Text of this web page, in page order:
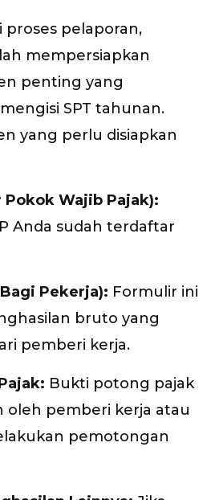
pelaporan,
mempersiapkan
penting yang
SPT tahunan.
yang perlu disiapkan
Pokok Wajib Pajak):
Anda sudah terdaftar
Pekerja): Formulir ini
bruto yang
pemberi kerja.
Bukti potong pajak
oleh pemberi kerja atau
pemotongan